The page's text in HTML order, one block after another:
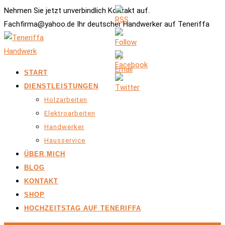
Nehmen Sie jetzt unverbindlich Kontakt auf.
Fachfirma@yahoo.de Ihr deutscher Handwerker auf Teneriffa
START
DIENSTLEISTUNGEN
Holzarbeiten
Elektroarbeiten
Handwerker
Hausservice
ÜBER MICH
BLOG
KONTAKT
SHOP
HOCHZEITSTAG AUF TENERIFFA